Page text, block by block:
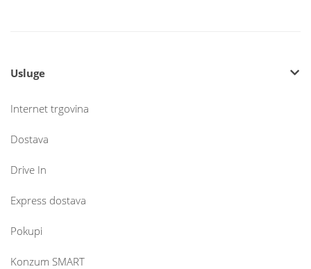
Usluge
Internet trgovina
Dostava
Drive In
Express dostava
Pokupi
Konzum SMART